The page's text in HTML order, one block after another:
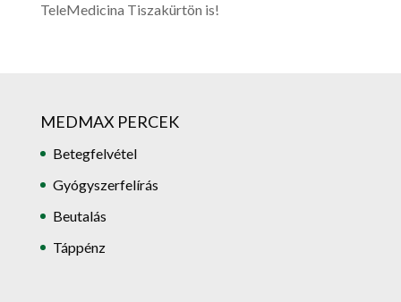
TeleMedicina Tiszakürtön is!
MEDMAX PERCEK
Betegfelvétel
Gyógyszerfelírás
Beutalás
Táppénz